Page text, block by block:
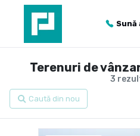
Sună
3
Terenuri de
Caută din nou